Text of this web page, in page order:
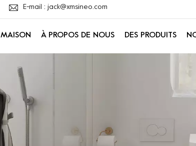
E-mail : jack@xmsineo.com
MAISON À PROPOS DE NOUS DES PRODUITS